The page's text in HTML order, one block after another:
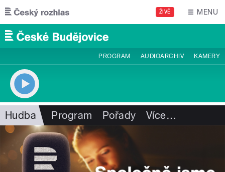
Přejít k hlavnímu obsahu
ŽIVĚ MENU
PROGRAM AUDIOARCHIV KAMERY
Hudba Program Pořady Více…